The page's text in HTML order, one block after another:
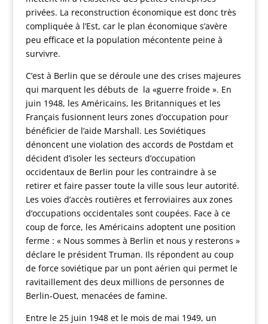
privées. La reconstruction économique est donc très
compliquée à l’Est, car le plan économique s’avère
peu efficace et la population mécontente peine à
survivre.
C’est à Berlin que se déroule une des crises majeures
qui marquent les débuts de la «guerre froide ». En
juin 1948, les Américains, les Britanniques et les
Français fusionnent leurs zones d’occupation pour
bénéficier de l’aide Marshall. Les Soviétiques
dénoncent une violation des accords de Postdam et
décident d’isoler les secteurs d’occupation
occidentaux de Berlin pour les contraindre à se
retirer et faire passer toute la ville sous leur autorité.
Les voies d’accès routières et ferroviaires aux zones
d’occupations occidentales sont coupées. Face à ce
coup de force, les Américains adoptent une position
ferme : « Nous sommes à Berlin et nous y resterons »
déclare le président Truman. Ils répondent au coup
de force soviétique par un pont aérien qui permet le
ravitaillement des deux millions de personnes de
Berlin-Ouest, menacées de famine.
Entre le 25 juin 1948 et le mois de mai 1949, un